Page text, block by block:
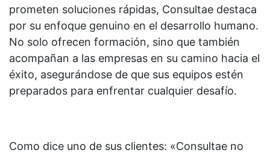
prometen soluciones rápidas, Consultae destaca
por su enfoque genuino en el desarrollo humano.
No solo ofrecen formación, sino que también
acompañan a las empresas en su camino hacia el
éxito, asegurándose de que sus equipos estén
preparados para enfrentar cualquier desafío.
Como dice uno de sus clientes: «Consultae no